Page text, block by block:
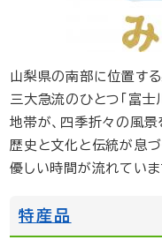
山梨県の南部に位置す
三大急流のひとつ「富士
地帯が、四季折々の風景
歴史と文化と伝統が息づ
優しい時間が流れていま
特産品